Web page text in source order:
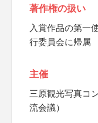
著作権の扱い
入賞作品の第一
行委員会に帰属
主催
三原観光写真コ
流会議）